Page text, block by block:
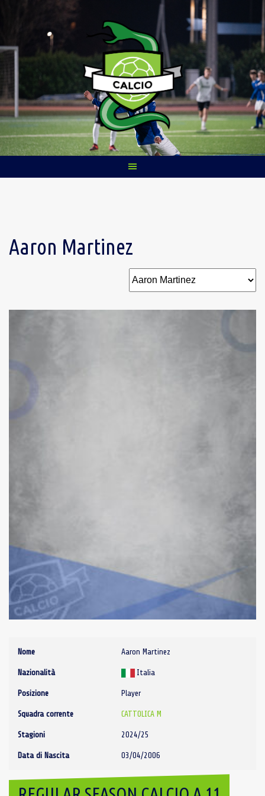
Aaron Martinez
Nome Aaron Martinez
Nazionalità Italia
Posizione Player
Squadra corrente CATTOLICA M
Stagioni 2024/25
Data di Nascita 03/04/2006